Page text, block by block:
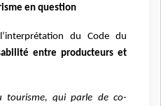
en question
du Code du
entre producteurs et
tourisme, qui parle de co-